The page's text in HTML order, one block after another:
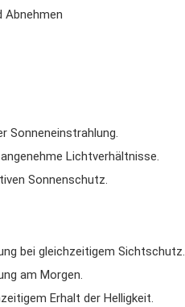
Abnehmen
Sonneneinstrahlung.
Lichtverhältnisse.
Sonnenschutz.
bei gleichzeitigem Sichtschutz.
am Morgen.
Erhalt der Helligkeit.